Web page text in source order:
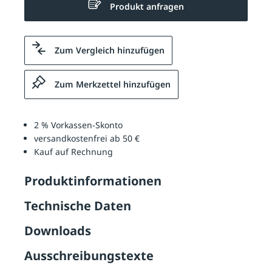
Produkt anfragen
Zum Vergleich hinzufügen
Zum Merkzettel hinzufügen
2 % Vorkassen-Skonto
versandkostenfrei ab 50 €
Kauf auf Rechnung
Produktinformationen
Technische Daten
Downloads
Ausschreibungstexte